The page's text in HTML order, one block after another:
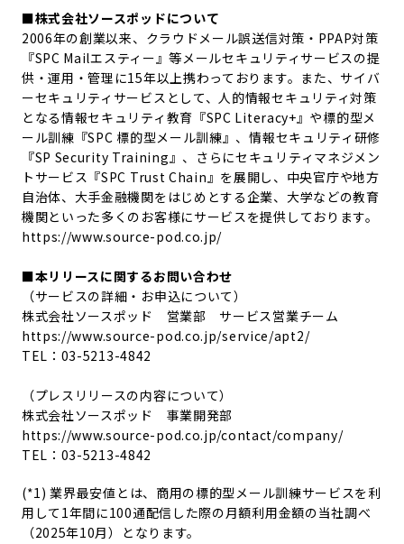
■株式会社ソースポッドについて
2006年の創業以来、クラウドメール誤送信対策・PPAP対策
『SPC Mailエスティー』等メールセキュリティサービスの提
供・運用・管理に15年以上携わっております。また、サイバ
ーセキュリティサービスとして、人的情報セキュリティ対策
となる情報セキュリティ教育『SPC Literacy+』や標的型メ
ール訓練『SPC 標的型メール訓練』、情報セキュリティ研修
『SP Security Training』、さらにセキュリティマネジメン
トサービス『SPC Trust Chain』を展開し、中央官庁や地方
自治体、大手金融機関をはじめとする企業、大学などの教育
機関といった多くのお客様にサービスを提供しております。
https://www.source-pod.co.jp/
■本リリースに関するお問い合わせ
（サービスの詳細・お申込について）
株式会社ソースポッド 営業部 サービス営業チーム
https://www.source-pod.co.jp/service/apt2/
TEL：03-5213-4842
（プレスリリースの内容について）
株式会社ソースポッド 事業開発部
https://www.source-pod.co.jp/contact/company/
TEL：03-5213-4842
(*1) 業界最安値とは、商用の標的型メール訓練サービスを利
用して1年間に100通配信した際の月額利用金額の当社調べ
（2025年10月）となります。